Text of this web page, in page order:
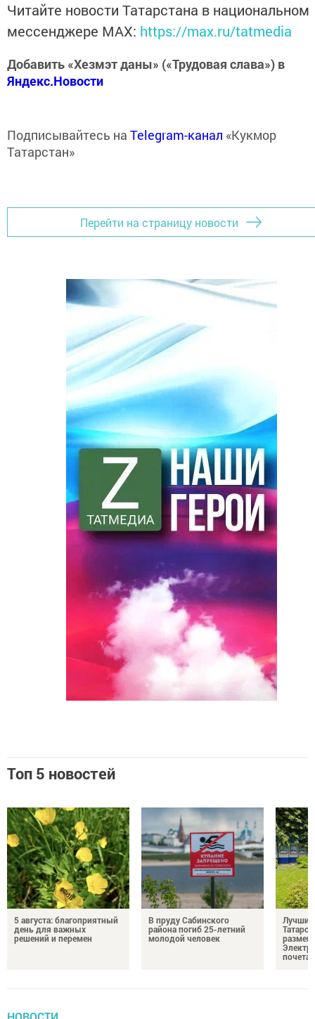
Читайте новости Татарстана в национальном
мессенджере MАХ: https://max.ru/tatmedia
Добавить «Хезмэт даны» («Трудовая слава») в
Яндекс.Новости
Подписывайтесь на Telegram-канал «Кукмор
Татарстан»
Перейти на страницу новости
Топ 5 новостей
5 августа: благоприятный
день для важных
решений и перемен
В пруду Сабинского
района погиб 25-летний
молодой человек
Лучших
почета